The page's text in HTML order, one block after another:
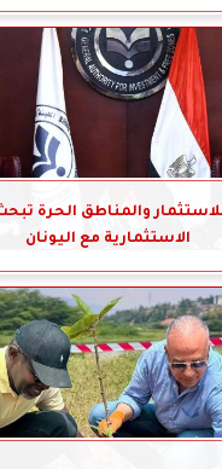
والمناطق الحرة
الاستثمارية مع اليونان